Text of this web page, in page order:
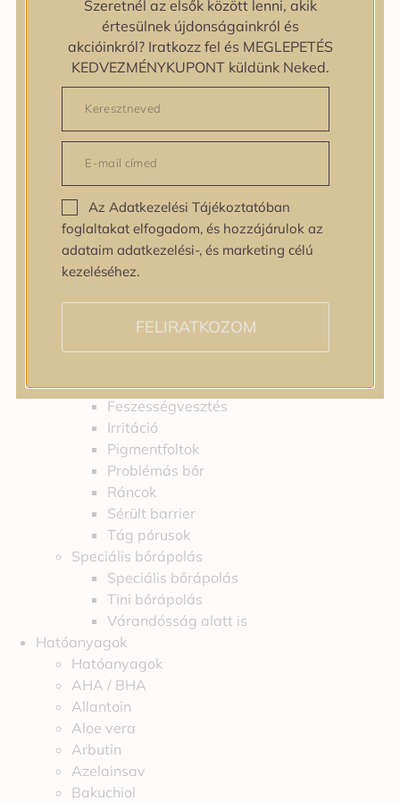
zipiderm
Bőrállapot
Bőrállapot
Bőrtípus
Bőrtípus
Kombinált
Száraz
Zsíros
Bőrprobléma
Bőrprobléma
Bőrpír
Dehidratált bőr
Egyenetlen bőrtextúra
Egyenetlen tónus
Fakóság
Feszességvesztés
Irritáció
Pigmentfoltok
Problémás bőr
Ráncok
Sérült barrier
Tág pórusok
Speciális bőrápolás
Speciális bőrápolás
Tini bőrápolás
Várandósság alatt is
Hatóanyagok
Hatóanyagok
AHA / BHA
Allantoin
Aloe vera
Arbutin
Azelainsav
Bakuchiol
Szeretnél az elsők között lenni, akik
értesülnek újdonságainkról és
akcióinkról? Iratkozz fel és MEGLEPETÉS
KEDVEZMÉNYKUPONT küldünk Neked.
Az Adatkezelési Tájékoztatóban
foglaltakat elfogadom, és hozzájárulok az
adataim adatkezelési-, és marketing célú
kezeléséhez.
FELIRATKOZOM